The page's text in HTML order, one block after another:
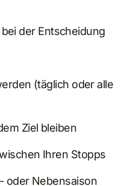
der Entscheidung
(täglich oder alle
Ziel bleiben
Ihren Stopps
oder Nebensaison